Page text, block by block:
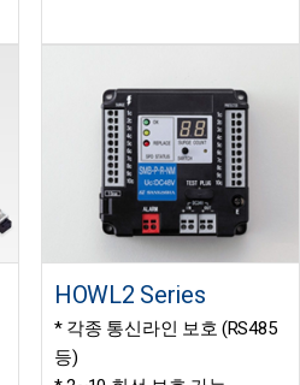
HOWL2 Series
* 각종 통신라인 보호 (RS485
등)